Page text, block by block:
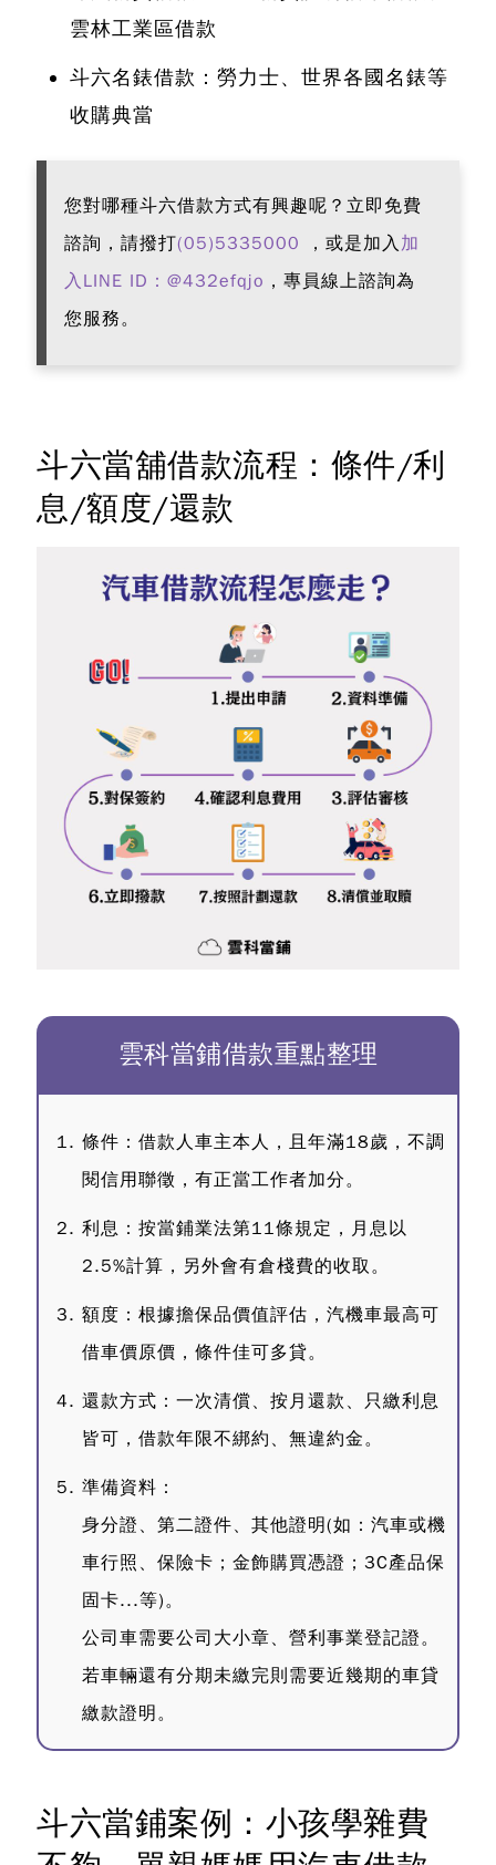
雲林工業區借款
斗六名錶借款：勞力士、世界各國名錶等
收購典當
您對哪種斗六借款方式有興趣呢？立即免費
諮詢，請撥打(05)5335000 ，或是加入加
入LINE ID：@432efqjo ，專員線上諮詢為
您服務。
斗六當舖借款流程：條件/利
息/額度/還款
雲科當鋪借款重點整理
條件：借款人車主本人，且年滿18歲，不調
閱信用聯徵，有正當工作者加分。
利息：按當鋪業法第11條規定，月息以
2.5%計算，另外會有倉棧費的收取。
額度：根據擔保品價值評估，汽機車最高可
借車價原價，條件佳可多貸。
還款方式：一次清償、按月還款、只繳利息
皆可，借款年限不綁約、無違約金。
準備資料：
身分證、第二證件、其他證明(如：汽車或機
車行照、保險卡；金飾購買憑證；3C產品保
固卡...等)。
公司車需要公司大小章、營利事業登記證。
若車輛還有分期未繳完則需要近幾期的車貸
繳款證明。
斗六當鋪案例：小孩學雜費